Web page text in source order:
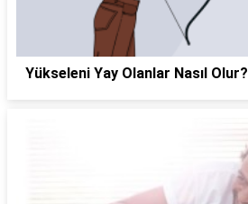
Yükseleni Yay Olanlar Nasıl Olur?